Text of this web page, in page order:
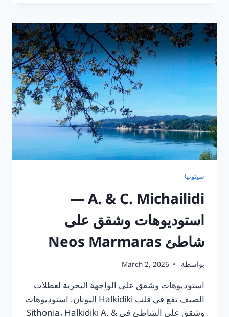
“تا
كيماطا”
في
نيوس
مارماراس،
سيثونيا
A. & C. Michailidi —
استوديوهات وشقق على
شاطئ Neos Marmaras
بواسطة March 2, 2026
استوديوهات وشقق على الواجهة البحرية لعطلات
الصيف تقع في قلب Halkidiki اليونان. استوديوهات
وشقق على الشاطئ في Sithonia، Halkidiki A. &